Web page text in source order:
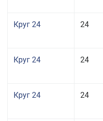
Круг 24 24
Круг 24 24
Круг 24 24